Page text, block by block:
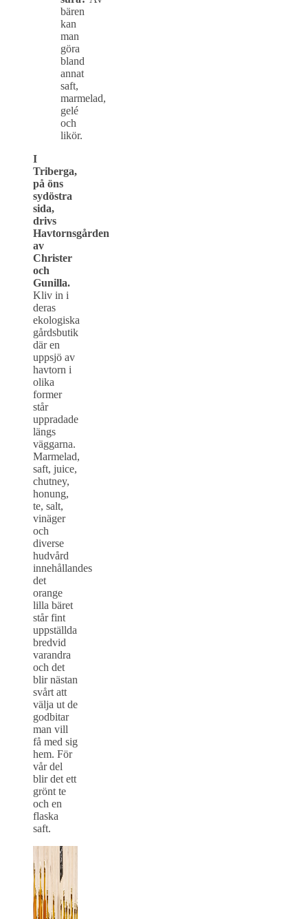
bären
kan
man
göra
bland
annat
saft,
marmelad,
gelé
och
likör.
I
Triberga,
på öns
sydöstra
sida,
drivs
Havtornsgården
av
Christer
och
Gunilla.
Kliv in i
deras
ekologiska
gårdsbutik
där en
uppsjö av
havtorn i
olika
former
står
uppradade
längs
väggarna.
Marmelad,
saft, juice,
chutney,
honung,
te, salt,
vinäger
och
diverse
hudvård
innehållandes
det
orange
lilla bäret
står fint
uppställda
bredvid
varandra
och det
blir nästan
svårt att
välja ut de
godbitar
man vill
få med sig
hem. För
vår del
blir det ett
grönt te
och en
flaska
saft.